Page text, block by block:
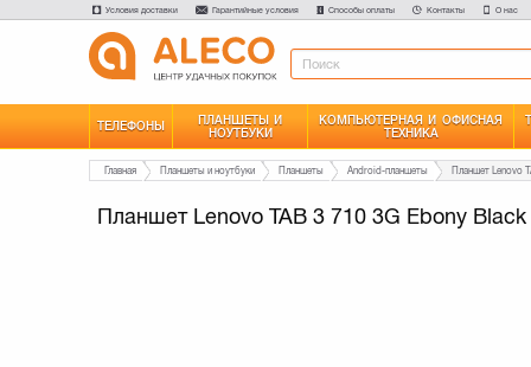
Условия доставки Гарантийные условия Способы оплаты Контакты О нас
ТЕЛЕФОНЫ
ПЛАНШЕТЫ И
НОУТБУКИ
КОМПЬЮТЕРНАЯ И ОФИСНАЯ
ТЕХНИКА
Главная Планшеты и ноутбуки Планшеты Android-планшеты
Планшет Lenovo TAB 3 710 3G Ebony